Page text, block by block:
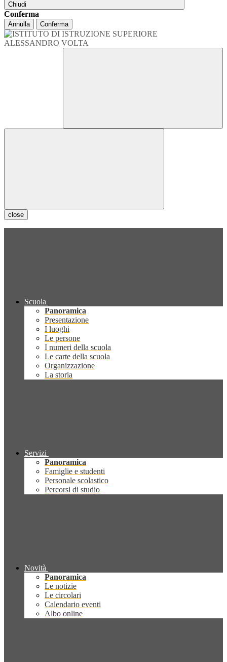
Chiudi
Conferma
Annulla Conferma
close
Scuola
Panoramica
Presentazione
I luoghi
Le persone
I numeri della scuola
Le carte della scuola
Organizzazione
La storia
Servizi
Panoramica
Famiglie e studenti
Personale scolastico
Percorsi di studio
Novità
Panoramica
Le notizie
Le circolari
Calendario eventi
Albo online